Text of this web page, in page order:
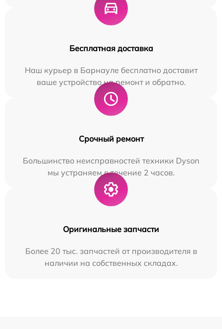
Бесплатная доставка
Наш курьер в Барнауле бесплатно доставит
ваше устройство на ремонт и обратно.
Срочный ремонт
Большинство неисправностей техники Dyson
мы устраняем в течение 2 часов.
Оригинальные запчасти
Более 20 тыс. запчастей от производителя в
наличии на собственных складах.